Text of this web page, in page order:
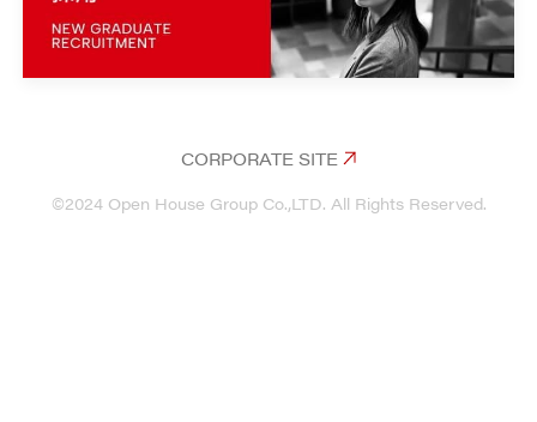
CORPORATE SITE
©2024 Open House Group Co.,LTD. All Rights Reserved.